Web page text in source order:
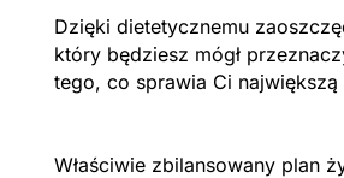
Dzięki dietetycznemu
który będziesz mógł
tego, co sprawia Ci
Właściwie zbilansowany plan